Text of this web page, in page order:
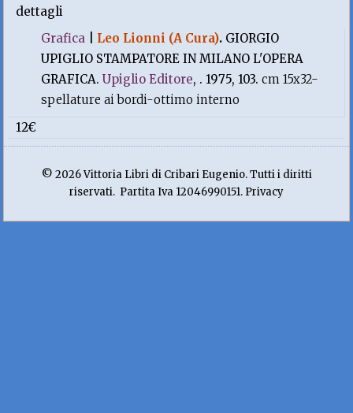
dettagli
Grafica
Leo Lionni (A Cura). GIORGIO
UPIGLIO STAMPATORE IN MILANO L'OPERA
GRAFICA.Upiglio Editore, . 1975, 103.cm 15x32-
spellature ai bordi-ottimo interno
12€
© 2026 Vittoria Libri di Cribari Eugenio. Tutti i diritti
riservati. Partita Iva 12046990151. Privacy